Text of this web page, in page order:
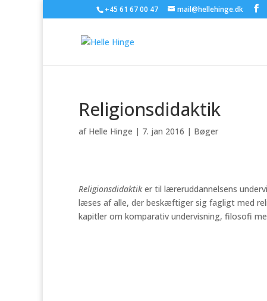
+45 61 67 00 47 mail@hellehinge.dk
Religionsdidaktik
af Helle Hinge | 7. jan 2016 | Bøger
Religionsdidaktiker til læreruddannelsens
læses af alle, der beskæftiger sig fagligt med
kapitler om komparativ undervisning, filosofi